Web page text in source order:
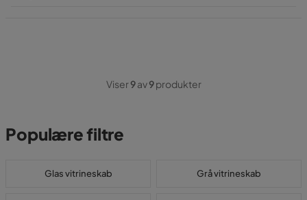
Viser9av9produkter
Populære filtre
Glas vitrineskab Grå vitrineskab